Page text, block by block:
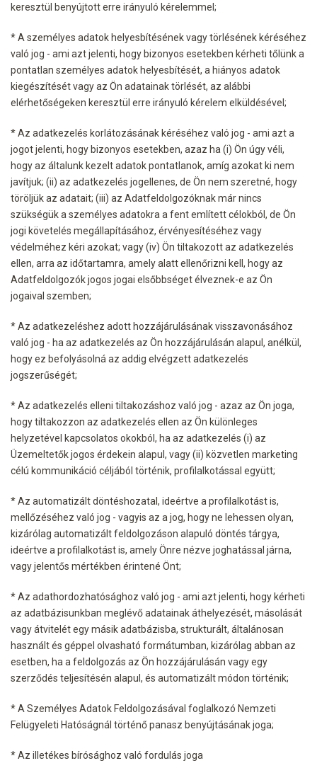
keresztül benyújtott erre irányuló kérelemmel;
* A személyes adatok helyesbítésének vagy törlésének kéréséhez
való jog - ami azt jelenti, hogy bizonyos esetekben kérheti tőlünk a
pontatlan személyes adatok helyesbítését, a hiányos adatok
kiegészítését vagy az Ön adatainak törlését, az alábbi
elérhetőségeken keresztül erre irányuló kérelem elküldésével;
* Az adatkezelés korlátozásának kéréséhez való jog - ami azt a
jogot jelenti, hogy bizonyos esetekben, azaz ha (i) Ön úgy véli,
hogy az általunk kezelt adatok pontatlanok, amíg azokat ki nem
javítjuk; (ii) az adatkezelés jogellenes, de Ön nem szeretné, hogy
töröljük az adatait; (iii) az Adatfeldolgozóknak már nincs
szükségük a személyes adatokra a fent említett célokból, de Ön
jogi követelés megállapításához, érvényesítéséhez vagy
védelméhez kéri azokat; vagy (iv) Ön tiltakozott az adatkezelés
ellen, arra az időtartamra, amely alatt ellenőrizni kell, hogy az
Adatfeldolgozók jogos jogai elsőbbséget élveznek-e az Ön
jogaival szemben;
* Az adatkezeléshez adott hozzájárulásának visszavonásához
való jog - ha az adatkezelés az Ön hozzájárulásán alapul, anélkül,
hogy ez befolyásolná az addig elvégzett adatkezelés
jogszerűségét;
* Az adatkezelés elleni tiltakozáshoz való jog - azaz az Ön joga,
hogy tiltakozzon az adatkezelés ellen az Ön különleges
helyzetével kapcsolatos okokból, ha az adatkezelés (i) az
Üzemeltetők jogos érdekein alapul, vagy (ii) közvetlen marketing
célú kommunikáció céljából történik, profilalkotással együtt;
* Az automatizált döntéshozatal, ideértve a profilalkotást is,
mellőzéséhez való jog - vagyis az a jog, hogy ne lehessen olyan,
kizárólag automatizált feldolgozáson alapuló döntés tárgya,
ideértve a profilalkotást is, amely Önre nézve joghatással járna,
vagy jelentős mértékben érintené Önt;
* Az adathordozhatósághoz való jog - ami azt jelenti, hogy kérheti
az adatbázisunkban meglévő adatainak áthelyezését, másolását
vagy átvitelét egy másik adatbázisba, strukturált, általánosan
használt és géppel olvasható formátumban, kizárólag abban az
esetben, ha a feldolgozás az Ön hozzájárulásán vagy egy
szerződés teljesítésén alapul, és automatizált módon történik;
* A Személyes Adatok Feldolgozásával foglalkozó Nemzeti
Felügyeleti Hatóságnál történő panasz benyújtásának joga;
* Az illetékes bírósághoz való fordulás joga